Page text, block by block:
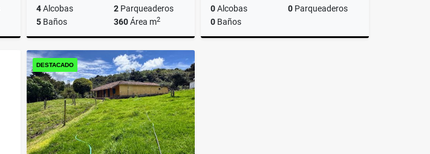
4Alcobas 2 Parqueaderos
5 Baños 360Área m2
Arrendamiento
$13.000.000
0Alcobas 0 Parqueaderos
0 Baños
DESTACADO